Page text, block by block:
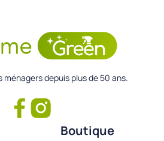
ménagers depuis plus de 50 ans.
Boutique